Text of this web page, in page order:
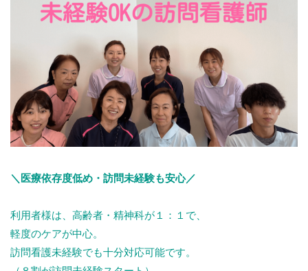
＼医療依存度低め・訪問未経験も安心／
利用者様は、高齢者・精神科が１：１で、
軽度のケアが中心。
訪問看護未経験でも十分対応可能です。